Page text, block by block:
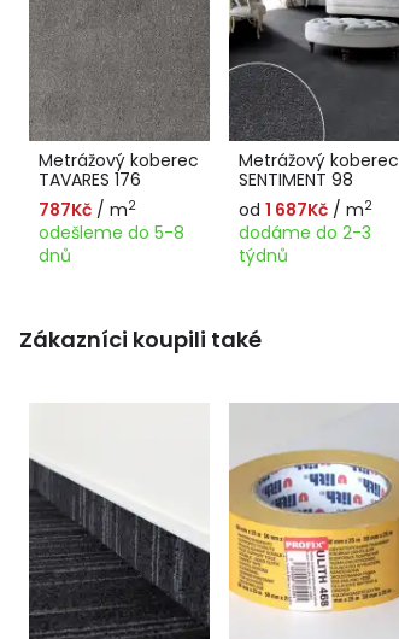
Metrážový koberec
TAVARES 176
787Kč / m2
odešleme do 5-8
dnů
Metrážový koberec
SENTIMENT 98
od 1 687Kč / m2
dodáme do 2-3
týdnů
Zákazníci koupili také